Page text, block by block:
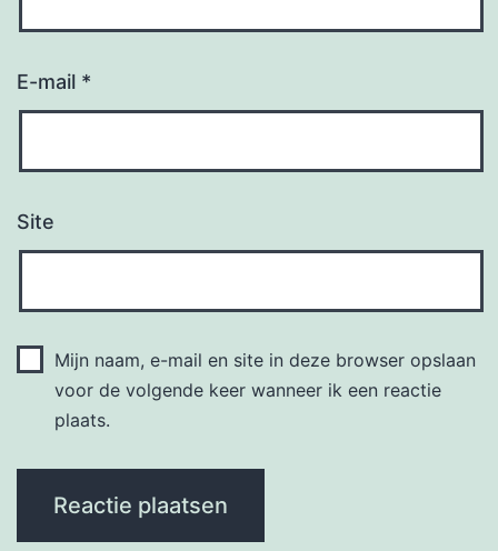
E-mail *
Site
Mijn naam, e-mail en site in deze browser opslaan
voor de volgende keer wanneer ik een reactie
plaats.